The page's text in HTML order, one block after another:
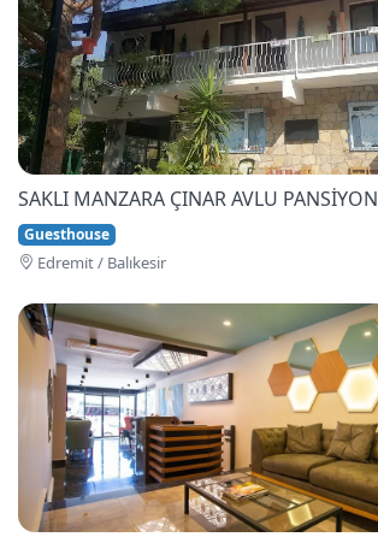
SAKLI MANZARA ÇINAR AVLU PANSİYON
Guesthouse
Edremi̇t / Balıkesir